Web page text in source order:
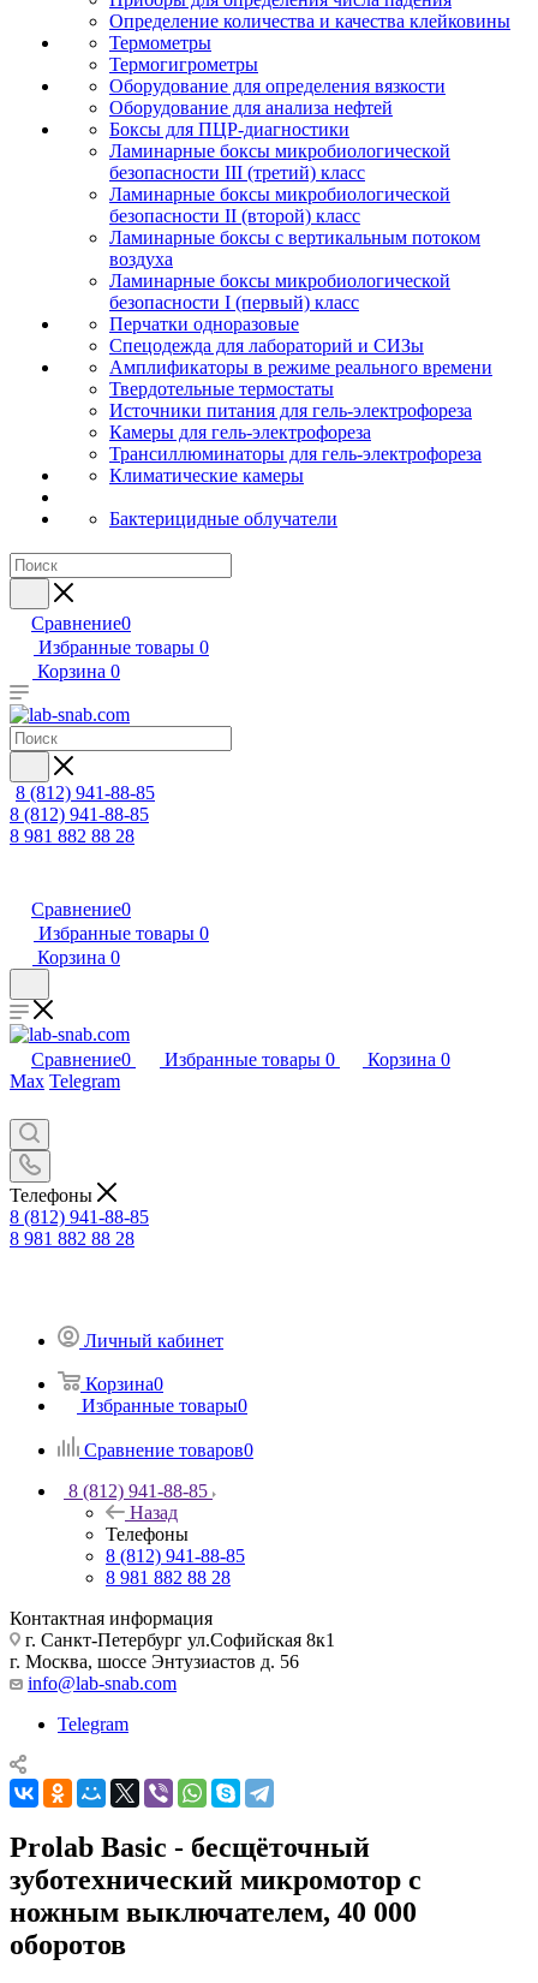
Определение количества и качества клейковины
Термометры
Термогигрометры
Оборудование для определения вязкости
Оборудование для анализа нефтей
Боксы для ПЦР-диагностики
Ламинарные боксы микробиологической
безопасности III (третий) класс
Ламинарные боксы микробиологической
безопасности II (второй) класс
Ламинарные боксы с вертикальным потоком
воздуха
Ламинарные боксы микробиологической
безопасности I (первый) класс
Перчатки одноразовые
Спецодежда для лабораторий и СИЗы
Амплификаторы в режиме реального времени
Твердотельные термостаты
Источники питания для гель-электрофореза
Камеры для гель-электрофореза
Трансиллюминаторы для гель-электрофореза
Климатические камеры
Бактерицидные облучатели
Сравнение0
Избранные товары 0
Корзина 0
8 (812) 941-88-85
8 (812) 941-88-85
8 981 882 88 28
Сравнение0
Избранные товары 0
Корзина 0
Сравнение0 Избранные товары 0 Корзина 0
Max Telegram
Телефоны
8 (812) 941-88-85
8 981 882 88 28
Личный кабинет
Корзина0
Избранные товары0
Сравнение товаров0
8 (812) 941-88-85
Назад
Телефоны
8 (812) 941-88-85
8 981 882 88 28
Контактная информация
г. Санкт-Петербург ул.Софийская 8к1
г. Москва, шоссе Энтузиастов д. 56
info@lab-snab.com
Telegram
Prolab Basic - беcщёточный
зуботехнический микромотор с
ножным выключателем, 40 000
оборотов